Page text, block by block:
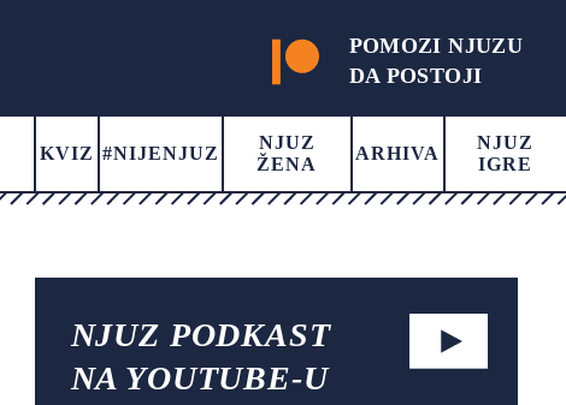
POMOZI NJUZU
DA POSTOJI
KVIZ #NIJENJUZ
NJUZ
ŽENA
ARHIVA
NJUZ
IGRE
NJUZ PODKAST
NA YOUTUBE-U